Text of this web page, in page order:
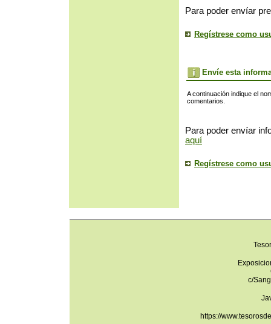
Para poder envíar
Regístrese como
Envíe esta
A continuación indique el
comentarios.
Para poder envíar
aquí
Regístrese como
c/
https://